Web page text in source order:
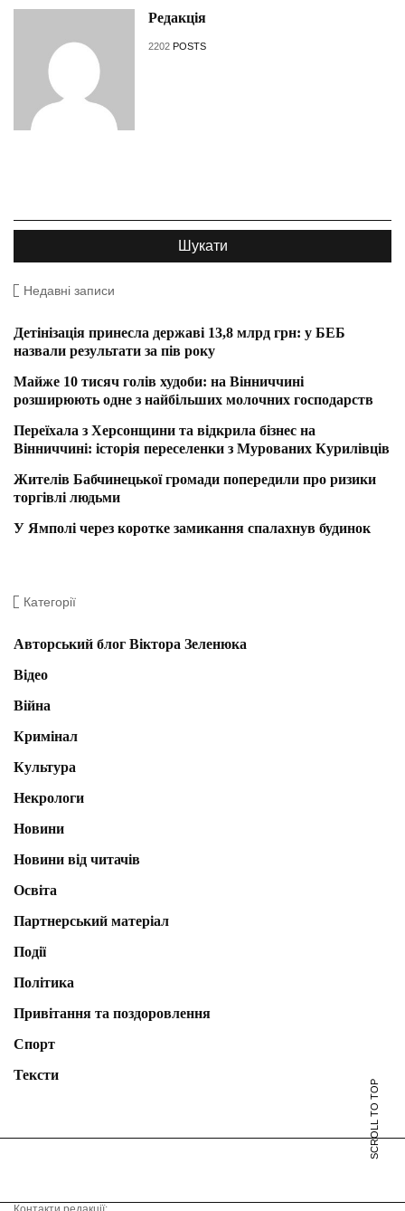
Редакція
2202 POSTS
Недавні записи
Детінізація принесла державі 13,8 млрд грн: у БЕБ
назвали результати за пів року
Майже 10 тисяч голів худоби: на Вінниччині
розширюють одне з найбільших молочних господарств
Переїхала з Херсонщини та відкрила бізнес на
Вінниччині: історія переселенки з Мурованих Курилівців
Жителів Бабчинецької громади попередили про ризики
торгівлі людьми
У Ямполі через коротке замикання спалахнув будинок
Категорії
Авторський блог Віктора Зеленюка
Відео
Війна
Кримінал
Культура
Некрологи
Новини
Новини від читачів
Освіта
Партнерський матеріал
Події
Політика
Привітання та поздоровлення
Спорт
Тексти
SCROLL TO TOP